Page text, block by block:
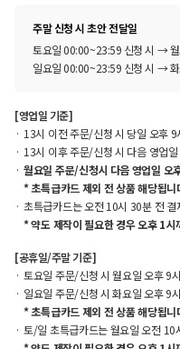
주말 신청 시 초안 전달일
토요일 00:00~23:59 신청 시 →
일요일 00:00~23:59 신청 시 →
[영업일 기준]
13시 이전 주문/신청 시 당일 오후
13시 이후 주문/신청 시 다음 영업
월요일 주문/신청시 다음 영업일 오
* 초특급카드 제외 전 상품 해당됩니
초특급카드는 오전 10시 30분 전 결
* 약도 제작이 필요한 경우 오후 1시
[공휴일/주말 기준]
토요일 주문/신청 시 월요일 오후 9
일요일 주문/신청 시 화요일 오후 9
* 초특급카드 제외 전 상품 해당됩니
토/일 초특급카드는 월요일 오전 10